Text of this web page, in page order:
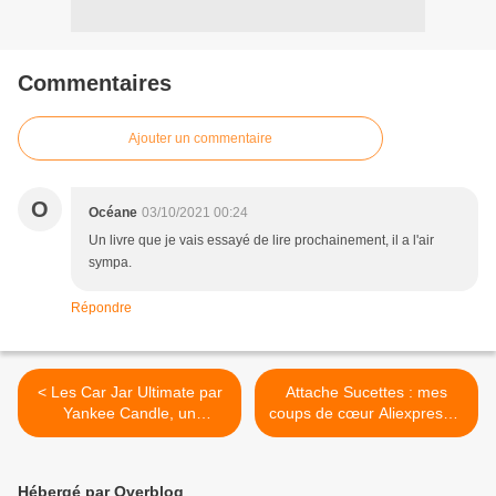
Commentaires
Ajouter un commentaire
O Océane 03/10/2021 00:24
Un livre que je vais essayé de lire prochainement, il a l'air
sympa.
Répondre
< Les Car Jar Ultimate par
Yankee Candle, un
désodorisant voiture pas
Attache Sucettes : mes
coups de cœur Aliexpress à
moins de 5€ !! >
Hébergé par Overblog